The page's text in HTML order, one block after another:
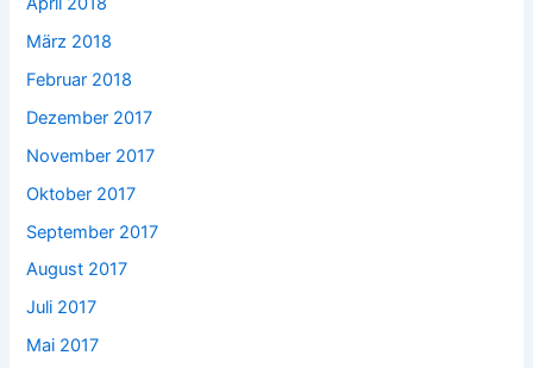
März 2018
Februar 2018
Dezember 2017
November 2017
Oktober 2017
September 2017
August 2017
Juli 2017
Mai 2017